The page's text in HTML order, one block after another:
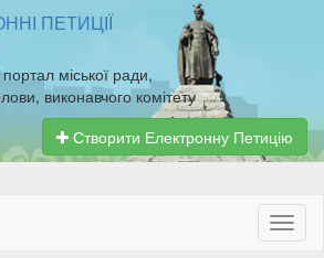
ПЕТИЦІЇ
міської ради,
виконавчого комітету
Створити Електронну Петицію